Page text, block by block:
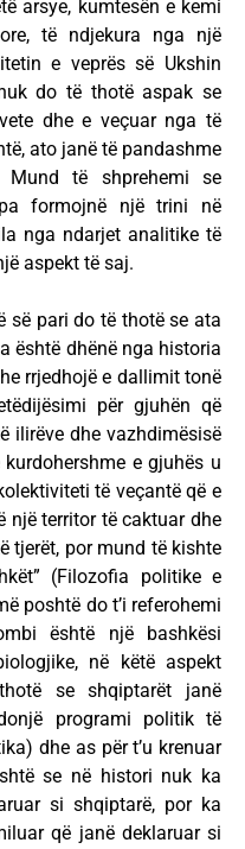
arsye, kumtesën e kemi
të ndjekura nga një
e veprës së Ukshin
do të thotë aspak se
dhe e veçuar nga të
ato janë të pandashme
Mund të shprehemi se
formojnë një trini në
nga ndarjet analitike të
aspekt të saj.
pari do të thotë se ata
është dhënë nga historia
rrjedhojë e dallimit tonë
për gjuhën që
ilirëve dhe vazhdimësisë
e gjuhës u
të veçantë që e
një territor të caktuar dhe
tjerët, por mund të kishte
(Filozofia politike e
poshtë do t’i referohemi
është një bashkësi
në këtë aspekt
se shqiptarët janë
programi politik të
dhe as për t’u krenuar
se në histori nuk ka
si shqiptarë, por ka
që janë deklaruar si